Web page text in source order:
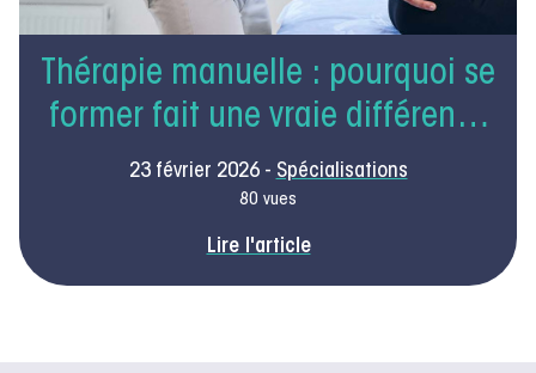
Thérapie manuelle : pourquoi se
former fait une vraie différence
en libéral
23 février 2026 - Spécialisations
80 vues
Lire l'article